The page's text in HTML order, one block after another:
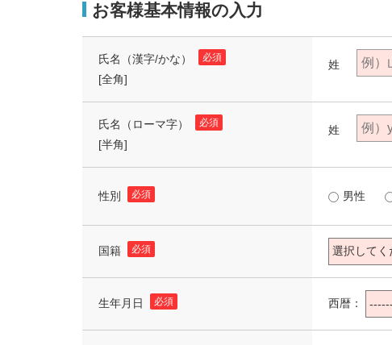
お客様基本情報の入力
氏名（漢字/かな）
[全角]
必須
姓
氏名（ローマ字）
[半角]
必須
姓
性別 必須 男性
国籍 必須
生年月日 必須 西暦：